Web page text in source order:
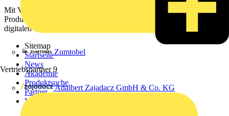
Zumtobel
Vertriebspartner 9
Adalbert Zajadacz GmbH & Co. KG
Mit Voltimum erhalten Elektrofachkräfte Zugang zu Branchennews,
Produktinformationen, Schulungen und Tools – alles auf einer
digitalen Plattform und Community.
Sitemap
Startseite
News
Akademie
Produktsuche
Partner
Voltimum+